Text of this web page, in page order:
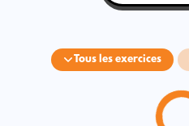
Tous les exercices